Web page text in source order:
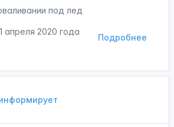
под лед
Подробнее
апреля 2020 года